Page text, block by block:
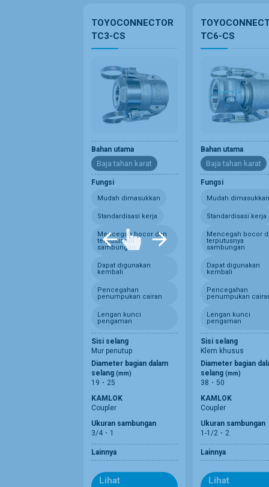
TOYOCONNECTOR
TC3-CS
Bahan utama
Baja tahan karat
Fungsi
Mudah dimasukkan
Standardisasi kerja
Mencegah bocor dan
terputusnya
sambungan
Dapat digunakan
kembali
Pencegahan
penumpukan cairan
Lengan kunci
pengaman
Sisi selang
Mur penutup
Diameter bagian dalam
selang (mm)
19・25
KAMLOK
Coupler
Ukuran sambungan
3/4・1
Lainnya
Lihat
TC6-CS
Bahan utama
Baja tahan karat
Fungsi
Mudah dimasukkan
Standardisasi kerja
Mencegah bocor
terputusnya
sambungan
Dapat digunakan
kembali
Pencegahan
penumpukan
Lengan kunci
pengaman
Sisi selang
Klem khusus
Diameter bagian
selang (mm)
38・50
KAMLOK
Coupler
Ukuran sambungan
1-1/2・2
Lainnya
Lihat